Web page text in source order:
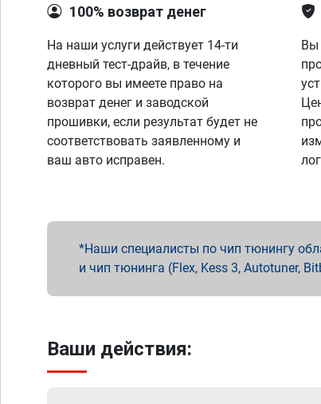
100% возврат денег
На наши услуги действует 14-ти
дневный тест-драйв, в течение
которого вы имеете право на
возврат денег и заводской
прошивки, если результат будет не
соответствовать заявленному и
ваш авто исправен.
Вы
Наши специалисты по чип тюнингу
и чип тюнинга (Flex, Kess 3, Autotuner,
Ваши действия: